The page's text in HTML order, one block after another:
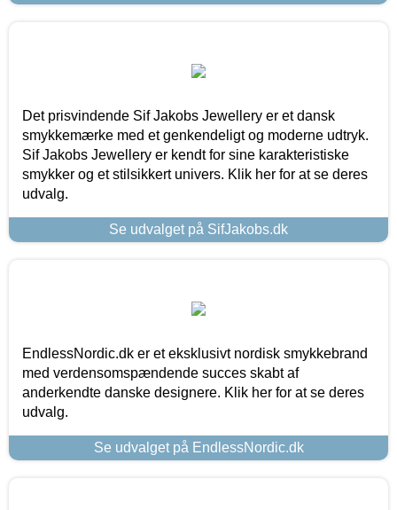
Det prisvindende Sif Jakobs Jewellery er et dansk
smykkemærke med et genkendeligt og moderne udtryk.
Sif Jakobs Jewellery er kendt for sine karakteristiske
smykker og et stilsikkert univers. Klik her for at se deres
udvalg.
Se udvalget på SifJakobs.dk
EndlessNordic.dk er et eksklusivt nordisk smykkebrand
med verdensomspændende succes skabt af
anderkendte danske designere. Klik her for at se deres
udvalg.
Se udvalget på EndlessNordic.dk